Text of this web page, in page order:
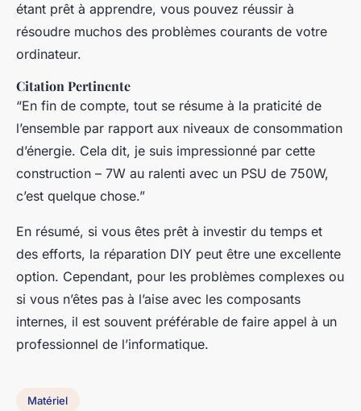
étant prêt à apprendre, vous pouvez réussir à
résoudre muchos des problèmes courants de votre
ordinateur.
Citation Pertinente
“En fin de compte, tout se résume à la praticité de
l’ensemble par rapport aux niveaux de consommation
d’énergie. Cela dit, je suis impressionné par cette
construction – 7W au ralenti avec un PSU de 750W,
c’est quelque chose.”
En résumé, si vous êtes prêt à investir du temps et
des efforts, la réparation DIY peut être une excellente
option. Cependant, pour les problèmes complexes ou
si vous n’êtes pas à l’aise avec les composants
internes, il est souvent préférable de faire appel à un
professionnel de l’informatique.
Matériel